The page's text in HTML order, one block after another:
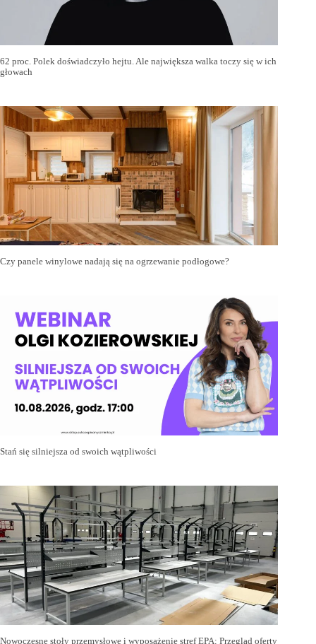
62 proc. Polek doświadczyło hejtu. Ale największa walka toczy się w ich
głowach
Czy panele winylowe nadają się na ogrzewanie podłogowe?
Stań się silniejsza od swoich wątpliwości
Nowoczesne stoły przemysłowe i wyposażenie stref EPA: Przegląd oferty